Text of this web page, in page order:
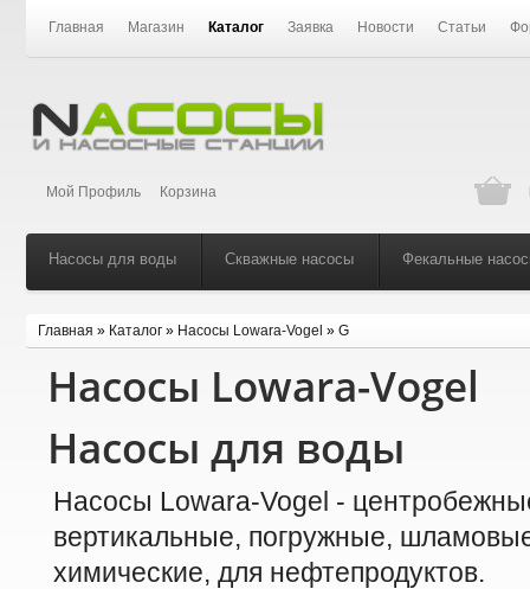
Главная Магазин Каталог Заявка Новости Статьи
Мой Профиль Корзина
Насосы для воды Скважные насосы Фекальные
Главная » Каталог » Насосы Lowara-Vogel » G
Насосы Lowara-Vogel
Насосы для воды
Насосы Lowara-Vogel -
вертикальные, погружные,
химические, для нефтепродуктов.